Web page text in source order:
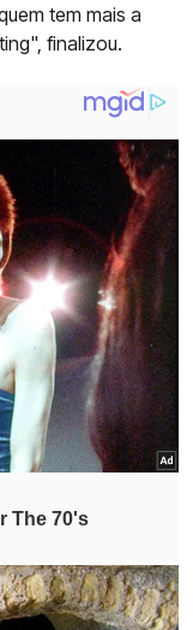
tem mais a
finalizou.